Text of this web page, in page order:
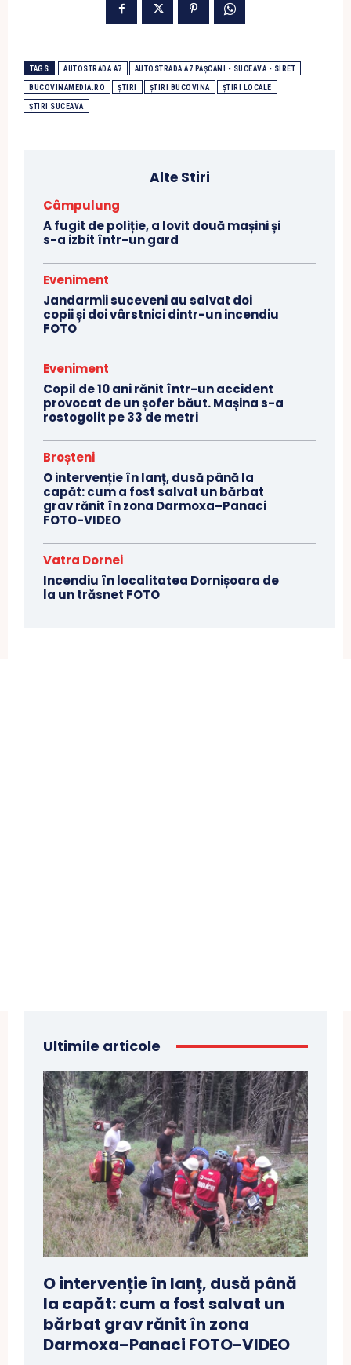
TAGS AUTOSTRADA A7 AUTOSTRADA A7 PAȘCANI - SUCEAVA - SIRET
BUCOVINAMEDIA.RO ȘTIRI ȘTIRI BUCOVINA ȘTIRI LOCALE
ȘTIRI SUCEAVA
Alte Stiri
Câmpulung
A fugit de poliție, a lovit două mașini și
s-a izbit într-un gard
Eveniment
Jandarmii suceveni au salvat doi
copii și doi vârstnici dintr-un incendiu
FOTO
Eveniment
Copil de 10 ani rănit într-un accident
provocat de un șofer băut. Mașina s-a
rostogolit pe 33 de metri
Broșteni
O intervenție în lanț, dusă până la
capăt: cum a fost salvat un bărbat
grav rănit în zona Darmoxa–Panaci
FOTO-VIDEO
Vatra Dornei
Incendiu în localitatea Dornișoara de
la un trăsnet FOTO
Ultimile articole
O intervenție în lanț, dusă până
la capăt: cum a fost salvat un
bărbat grav rănit în zona
Darmoxa–Panaci FOTO-VIDEO